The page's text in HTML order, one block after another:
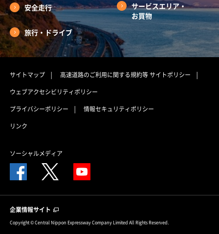
安全走行
サービスエリア・
お買物
旅行・ドライブ
サイトマップ 高速道路のご利用に関する規約等サイトポリシー
ウェブアクセシビリティポリシー
プライバシーポリシー
情報セキュリティポリシー
リンク
ソーシャルメディア
企業情報サイト
Copyright © Central Nippon Expressway Company Limited All Rights Reserved.